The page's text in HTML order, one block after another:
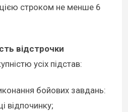
строком не менше 6
відстрочки
усіх підстав:
бойових завдань:
відпочинку;